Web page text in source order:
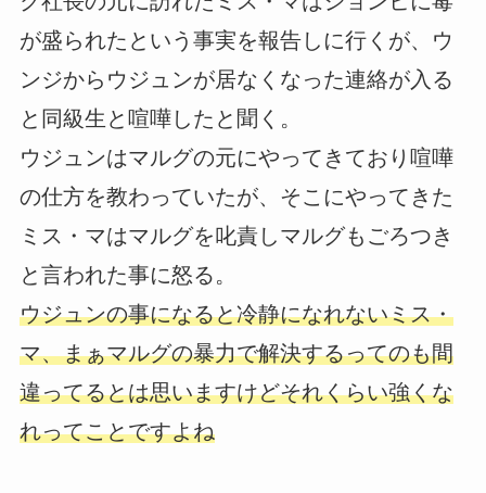
が盛られたという事実を報告しに行くが、ウ
ンジからウジュンが居なくなった連絡が入る
と同級生と喧嘩したと聞く。
ウジュンはマルグの元にやってきており喧嘩
の仕方を教わっていたが、そこにやってきた
ミス・マはマルグを叱責しマルグもごろつき
と言われた事に怒る。
ウジュンの事になると冷静になれないミス・
マ、まぁマルグの暴力で解決するってのも間
違ってるとは思いますけどそれくらい強くな
れってことですよね